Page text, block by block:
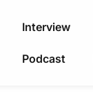
Interview
Podcast